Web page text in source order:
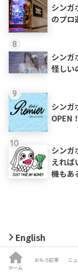
シンガ
のプロ
8
シンガ
怪しい
9
シンガ
OPEN
10
シンガ
えれば
機もあ
English
おもろ動画
ホーム
おもろ記事 ニ